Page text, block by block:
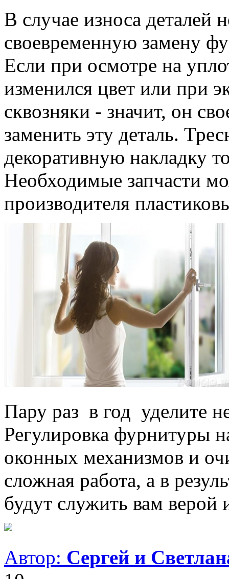
В случае износа деталей
своевременную замену
Если при осмотре на
изменился цвет или при
сквозняки - значит, он
заменить эту деталь.
декоративную накладку
Необходимые запчасти
производителя
Пару раз в год уделите
Регулировка фурнитуры
оконных механизмов и
сложная работа, а в
будут служить вам верой
Автор: Сергей и